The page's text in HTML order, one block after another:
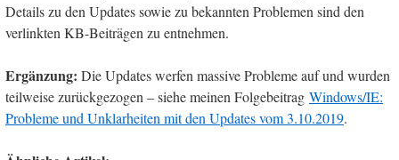
Details zu den Updates sowie zu bekannten Problemen sind den
verlinkten KB-Beiträgen zu entnehmen.
Ergänzung: Die Updates werfen massive Probleme auf und wurden
teilweise zurückgezogen – siehe meinen Folgebeitrag Windows/IE:
Probleme und Unklarheiten mit den Updates vom 3.10.2019.